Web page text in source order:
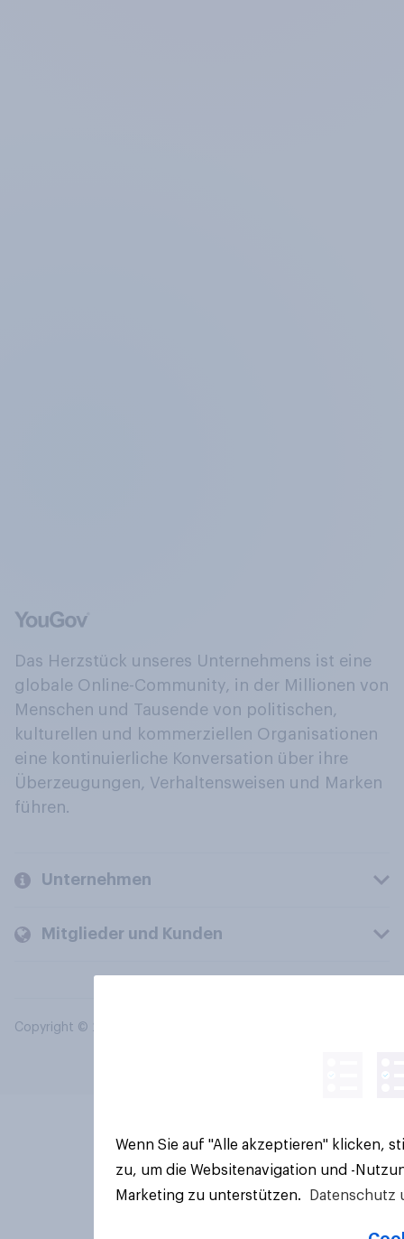
Das Herzstück unseres Unternehmens ist eine
globale Online-Community, in der Millionen von
Menschen und Tausende von politischen,
kulturellen und kommerziellen Organisationen
eine kontinuierliche Konversation über ihre
Überzeugungen, Verhaltensweisen und Marken
führen.
Unternehmen
Mitglieder und Kunden
Copyright © 2026 YouGov PLC. Alle Rechte vorbehalten.
Wenn Sie auf "Alle akzeptieren" klicken,
zu, um die Websitenavigation und -
Marketing zu unterstützen.
Datenschutz